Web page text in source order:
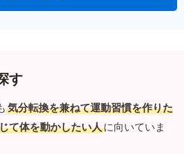
す
気分転換を兼ねて運動習慣を作りた
て体を動かしたい人に向いていま